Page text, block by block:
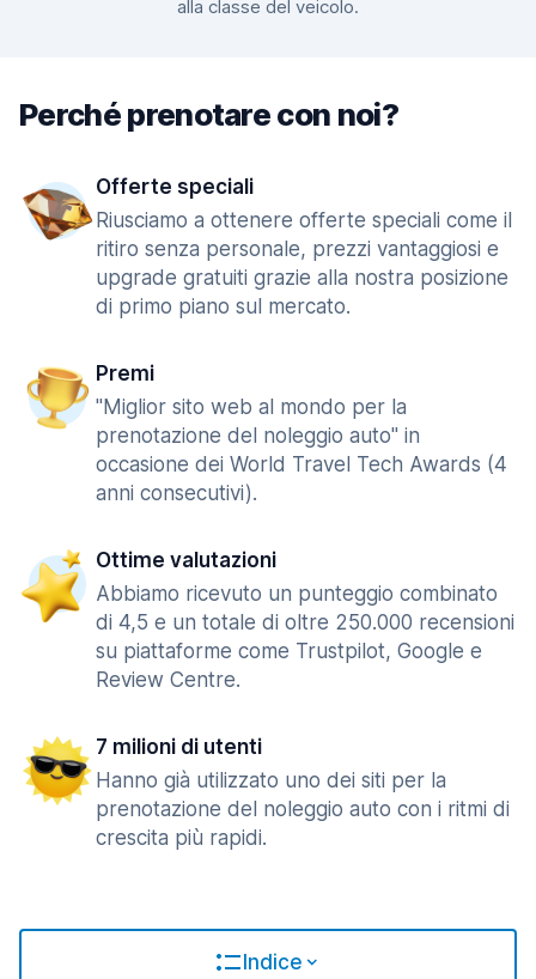
alla classe del veicolo.
Perché prenotare con noi?
Offerte speciali
Riusciamo a ottenere offerte speciali come il
ritiro senza personale, prezzi vantaggiosi e
upgrade gratuiti grazie alla nostra posizione
di primo piano sul mercato.
Premi
"Miglior sito web al mondo per la
prenotazione del noleggio auto" in
occasione dei World Travel Tech Awards (4
anni consecutivi).
Ottime valutazioni
Abbiamo ricevuto un punteggio combinato
di 4,5 e un totale di oltre 250.000 recensioni
su piattaforme come Trustpilot, Google e
Review Centre.
7 milioni di utenti
Hanno già utilizzato uno dei siti per la
prenotazione del noleggio auto con i ritmi di
crescita più rapidi.
Indice